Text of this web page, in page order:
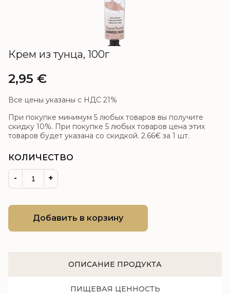
Крем из тунца, 100г
2,95 €
Все цены указаны с НДС 21%
При покупке минимум 5 любых товаров вы получите
скидку 10%. При покупке 5 любых товаров цена этих
товаров будет указана со скидкой. 2.66€ за 1 шт.
КОЛИЧЕСТВО
- +
Добавить в корзину
ОПИСАНИЕ ПРОДУКТА
ПИЩЕВАЯ ЦЕННОСТЬ